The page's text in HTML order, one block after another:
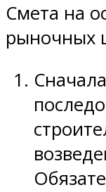
Смета на
рыночных